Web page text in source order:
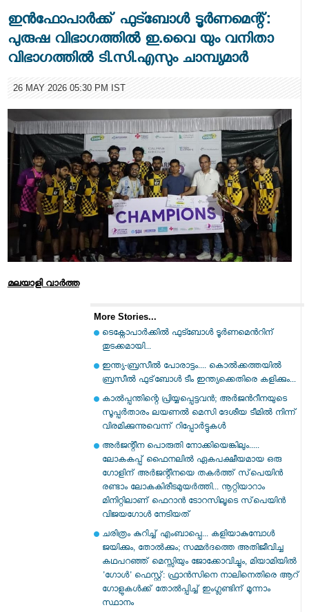
ഇൻഫോപാർക്ക് ഫുട്ബോൾ ടൂർണമെന്റ്:
പുരുഷ വിഭാഗത്തിൽ ഇ.വൈ യും വനിതാ
വിഭാഗത്തിൽ ടി.സി.എസും ചാമ്പ്യമാർ
26 MAY 2026 05:30 PM IST
മലയാളി വാര്‍ത്ത
More Stories...
ടെക്നോപാര്‍ക്കില്‍ ഫുട്ബോള്‍ ടൂര്‍ണമെന്‍റിന്
തുടക്കമായി...
ഇന്ത്യ-ബ്രസീല്‍ പോരാട്ടം.... കൊല്‍ക്കത്തയില്‍
ബ്രസീല്‍ ഫുട്‌ബോള്‍ ടീം ഇന്ത്യക്കെതിരെ കളിക്കും...
കാൽപ്പന്തിന്റെ പ്രിയ്യപ്പെട്ടവൻ; അര്‍ജന്‍റീനയുടെ
സൂപ്പര്‍താരം ലയണല്‍ മെസി ദേശീയ ടീമില്‍ നിന്ന്
വിരമിക്കുന്നുവെന്ന് റിപ്പോര്‍ട്ടുകള്‍
അർജന്റീന പൊരുതി നോക്കിയെങ്കിലും.....
ലോകകപ്പ് ഫൈനലിൽ ഏകപക്ഷീയമായ ഒരു
ഗോളിന് അർജന്റീനയെ തകർത്ത് സ്‌പെയിൻ
രണ്ടാം ലോകകിരീടമുയർത്തി... നൂറ്റിയാറാം
മിനിറ്റിലാണ് ഫെറാൻ ടോറസിലൂടെ സ്‌പെയിൻ
വിജയഗോൾ നേടിയത്
ചരിത്രം കുറിച്ച് എംബാപ്പെ... കളിയാകുമ്പോൾ
ജയിക്കും, തോൽക്കും; സമ്മർദത്തെ അതിജീവിച്ച
കഥപറഞ്ഞ് മെസ്സിയും ജോക്കോവിച്ചും, മിയാമിയിൽ
'ഗോൾ' ഫെസ്റ്റ്: ഫ്രാൻസിനെ നാലിനെതിരെ ആറ്
ഗോളുകൾക്ക് തോൽപ്പിച്ച് ഇംഗ്ലണ്ടിന് മൂന്നാം
സ്ഥാനം